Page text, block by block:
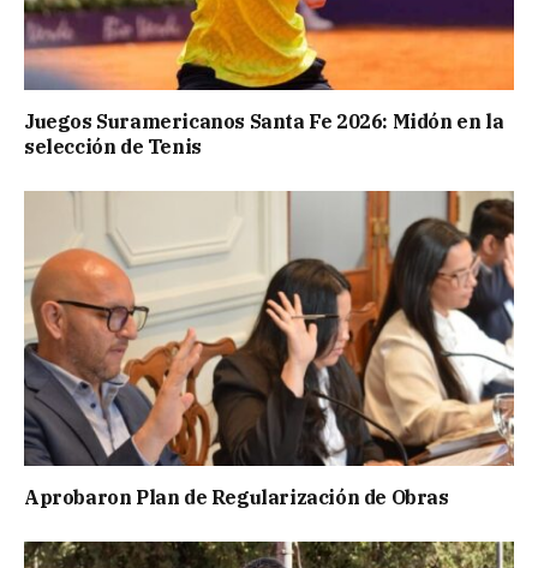
Juegos Suramericanos Santa Fe 2026: Midón en la
selección de Tenis
Aprobaron Plan de Regularización de Obras